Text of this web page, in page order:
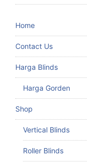
Home
Contact Us
Harga Blinds
Harga Gorden
Shop
Vertical Blinds
Roller Blinds